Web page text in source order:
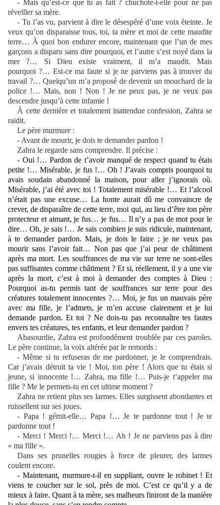
- Mais qu’est-ce que tu as fait ? chuchote-t-elle pour ne pas
réveiller sa mère.
- Tu l’as vu, parvient à dire le désespéré d’une voix éteinte. Je
veux qu’on disparaisse tous, toi, ta mère et moi de cette maudite
terre… À quoi bon endurer encore, maintenant que l’un de mes
garçons a disparu sans dire pourquoi, et l’autre s’est noyé dans la
mer ?… Si Dieu existe vraiment, il m’a maudit. Mais
pourquoi ?… Est-ce ma faute si je ne parviens pas à trouver du
travail ?… Quelqu’un m’a proposé de devenir un mouchard de la
police !… Mais, non ! Non ! Je ne peux pas, je ne veux pas
descendre jusqu’à cette infamie !
À cette dernière et totalement inattendue confession, Zahra se
raidit.
Le père murmure :
- Avant de mourir, je dois te demander pardon !
Zahra le regarde sans comprendre. Il précise :
- Oui !… Pardon de t’avoir manqué de respect quand tu étais
petite !… Misérable, je fus !… Oh ! J’avais compris pourquoi tu
avais soudain abandonné la maison, pour aller j’ignorais où.
Misérable, j’ai été avec toi ! Totalement misérable !… Et l’alcool
n’était pas une excuse… La honte aurait dû me convaincre de
crever, de disparaître de cette terre, moi qui, au lieu d’être ton père
protecteur et aimant, je fus… je fus… Il n’y a pas de mot pour le
dire… Oh, je sais !… Je sais combien je suis ridicule, maintenant,
à te demander pardon. Mais, je dois le faire ; je ne veux pas
mourir sans l’avoir fait… Non pas que j’ai peur de châtiment
après ma mort. Les souffrances de ma vie sur terre ne sont-elles
pas suffisantes comme châtiment ? Et si, réellement, il y a une vie
après la mort, c’est à moi à demander des comptes à Dieu :
Pourquoi as-tu permis tant de souffrances sur terre pour des
créatures totalement innocentes ?… Moi, je fus un mauvais père
avec ma fille, je l’admets, je m’en accuse clairement et je lui
demande pardon. Et toi ? Ne dois-tu pas reconnaître tes fautes
envers tes créatures, tes enfants, et leur demander pardon ?
Abasourdie, Zahra est profondément troublée par ces paroles.
Le père continue, la voix altérée par le remords :
- Même si tu refuseras de me pardonner, je le comprendrais.
Car j’avais détruit ta vie ! Moi, ton père ! Alors que tu étais si
jeune, si innocente !… Zahra, ma fille !… Puis-je t’appeler ma
fille ? Me le permets-tu en cet ultime moment ?
Zahra ne retient plus ses larmes. Elles surgissent abondantes et
ruissellent sur ses joues.
- Papa ! gémit-elle… Papa !… Je te pardonne tout ! Je te
pardonne tout !
- Merci ! Merci !… Merci !… Ah ! Je ne parviens pas à dire
« ma fille ».
Dans ses prunelles rougies à force de pleurer, des larmes
coulent encore.
- Maintenant, murmure-t-il en suppliant, ouvre le robinet ! Et
viens te coucher sur le sol, près de moi. C’est ce qu’il y a de
mieux à faire. Quant à ta mère, ses malheurs finiront de la manière